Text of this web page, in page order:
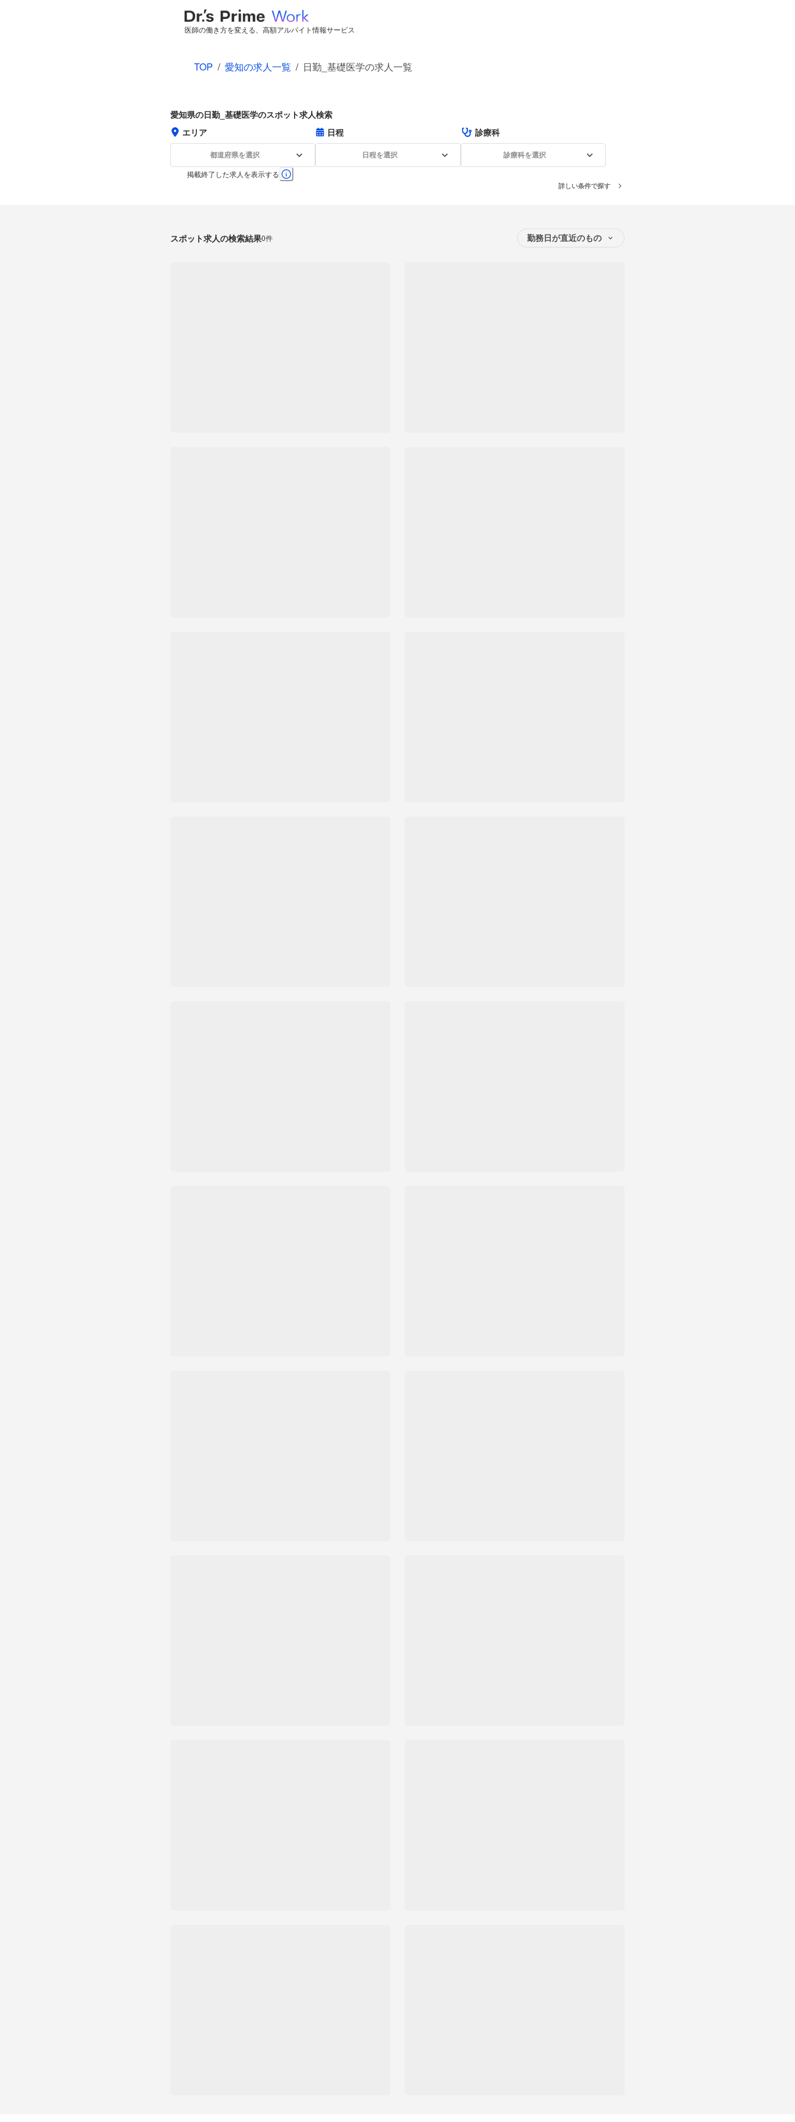
医師の働き方を変える、高額アルバイト情報サービス
TOP / 愛知の求人一覧 / 日勤_基礎医学の求人一覧
愛知県の日勤_基礎医学のスポット求人検索
エリア
都道府県を選択
日程
日程を選択
診療科
診療科を選択
掲載終了した求人を表示する
詳しい条件で探す
スポット求人の検索結果0件 勤務日が直近のもの